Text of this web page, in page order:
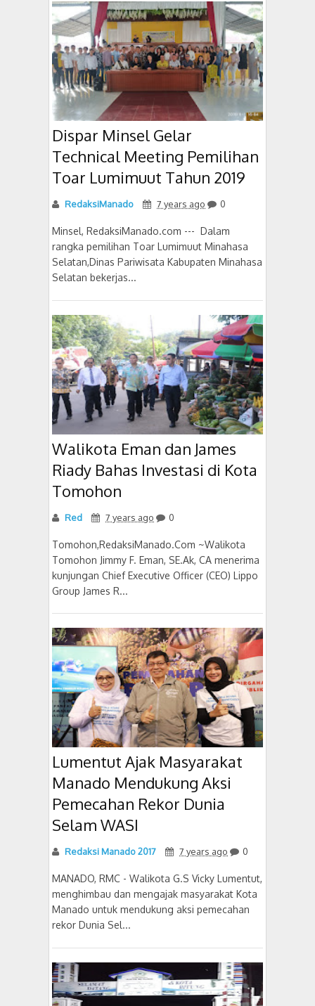
Dispar Minsel Gelar
Technical Meeting Pemilihan
Toar Lumimuut Tahun 2019
RedaksiManado 7 years ago 0
Minsel, RedaksiManado.com --- Dalam
rangka pemilihan Toar Lumimuut Minahasa
Selatan,Dinas Pariwisata Kabupaten Minahasa
Selatan bekerjas...
Walikota Eman dan James
Riady Bahas Investasi di Kota
Tomohon
Red 7 years ago 0
Tomohon,RedaksiManado.Com ~Walikota
Tomohon Jimmy F. Eman, SE.Ak, CA menerima
kunjungan Chief Executive Officer (CEO) Lippo
Group James R...
Lumentut Ajak Masyarakat
Manado Mendukung Aksi
Pemecahan Rekor Dunia
Selam WASI
Redaksi Manado 2017 7 years ago 0
MANADO, RMC - Walikota G.S Vicky Lumentut,
menghimbau dan mengajak masyarakat Kota
Manado untuk mendukung aksi pemecahan
rekor Dunia Sel...